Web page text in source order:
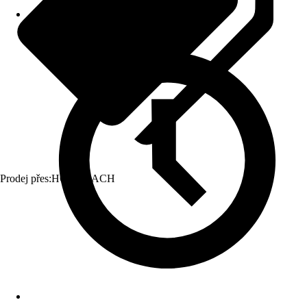
Prodej přes:HORNBACH